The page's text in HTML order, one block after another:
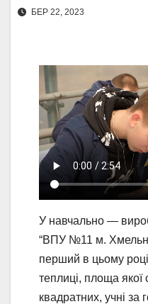
БЕР 22, 2023
У навчально —
“ВПУ №11 м.
перший в цьому
теплиці, площа якої
квадратних, учні за